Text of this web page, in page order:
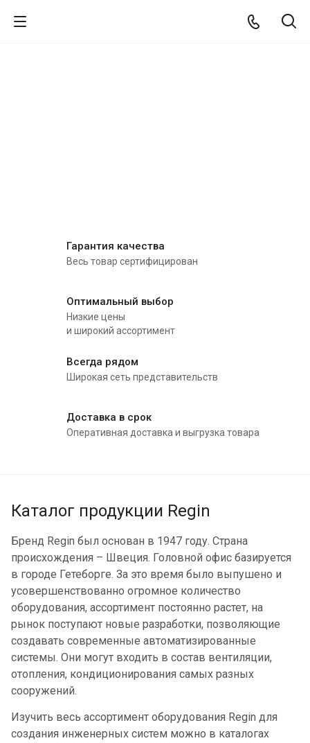
Гарантия качества
Весь товар сертифицирован
Оптимальный выбор
Низкие цены
и широкий ассортимент
Всегда рядом
Широкая сеть представительств
Доставка в срок
Оперативная доставка и выгрузка товара
Каталог продукции Regin
Бренд Regin был основан в 1947 году. Страна
происхождения – Швеция. Головной офис базируется
в городе Гетеборге. За это время было выпушено и
усовершенствованно огромное количество
оборудования, ассортимент постоянно растет, на
рынок поступают новые разработки, позволяющие
создавать современные автоматизированные
системы. Они могут входить в состав вентиляции,
отопления, кондиционирования самых разных
сооружений.
Изучить весь ассортимент оборудования Regin для
создания инженерных систем можно в каталогах